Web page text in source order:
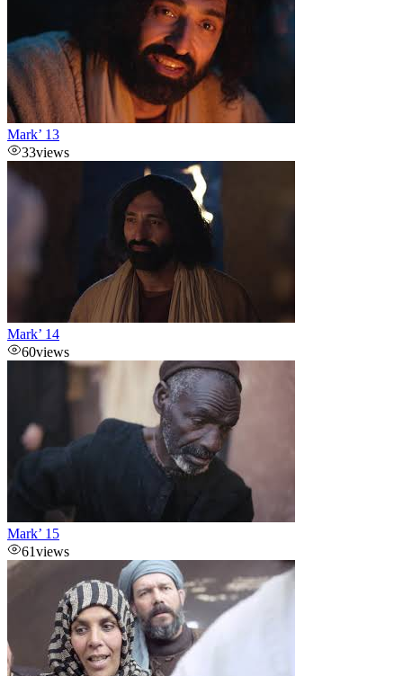
Mark’ 13
33views
Mark’ 14
60views
Mark’ 15
61views